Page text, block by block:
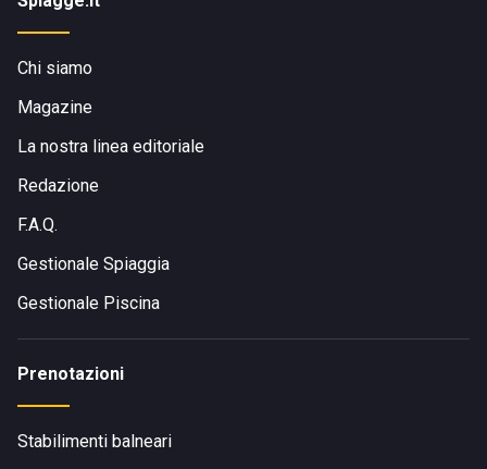
Chi siamo
Magazine
La nostra linea editoriale
Redazione
F.A.Q.
Gestionale Spiaggia
Gestionale Piscina
Prenotazioni
Stabilimenti balneari